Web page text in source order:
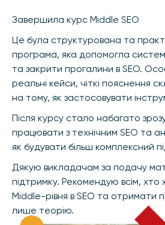
Завершила курс Middle SEO
Це була структурована та
програма, яка допомогла
та закрити прогалини в SEO.
реальні кейси, чіткі пояснення
на тому, як застосовувати
Після курсу стало набагато
працювати з технічним SEO та
як будувати більш комплексний
Дякую викладачам за подачу
підтримку. Рекомендую всім,
Middle-рівня в SEO та отримати
лише теорію.